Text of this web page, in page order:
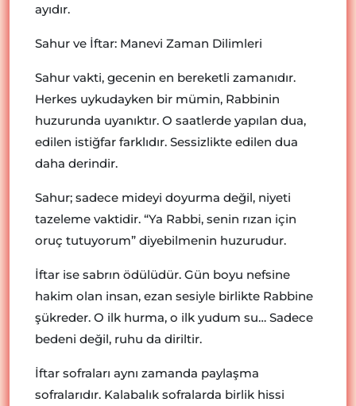
ayıdır.
Sahur ve İftar: Manevi Zaman Dilimleri
Sahur vakti, gecenin en bereketli zamanıdır.
Herkes uykudayken bir mümin, Rabbinin
huzurunda uyanıktır. O saatlerde yapılan dua,
edilen istiğfar farklıdır. Sessizlikte edilen dua
daha derindir.
Sahur; sadece mideyi doyurma değil, niyeti
tazeleme vaktidir. “Ya Rabbi, senin rızan için
oruç tutuyorum” diyebilmenin huzurudur.
İftar ise sabrın ödülüdür. Gün boyu nefsine
hakim olan insan, ezan sesiyle birlikte Rabbine
şükreder. O ilk hurma, o ilk yudum su… Sadece
bedeni değil, ruhu da diriltir.
İftar sofraları aynı zamanda paylaşma
sofralarıdır. Kalabalık sofralarda birlik hissi